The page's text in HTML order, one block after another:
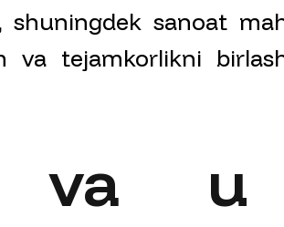
sanoat
va tejamkorlikni
va u